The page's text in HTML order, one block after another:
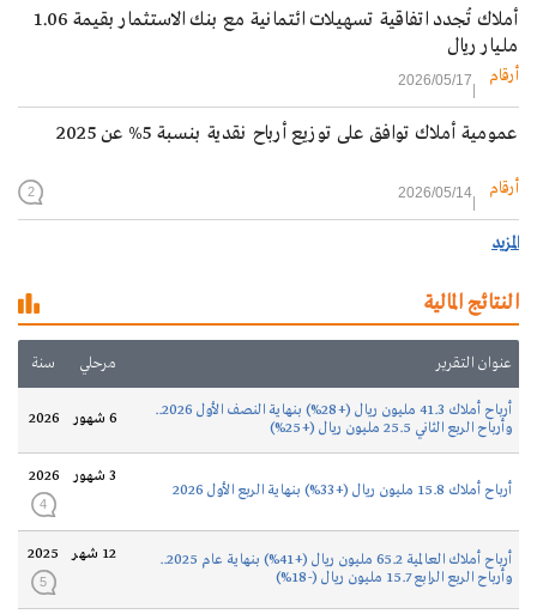
أملاك تُجدد اتفاقية تسهيلات ائتمانية مع بنك الاستثمار بقيمة 1.06
مليار ريال
أرقام 2026/05/17
عمومية أملاك توافق على توزيع أرباح نقدية بنسبة 5% عن 2025
أرقام 2026/05/14
2
المزيد
النتائج المالية
عنوان التقرير مرحلي سنة
أرباح أملاك 41.3 مليون ريال (+28%) بنهاية النصف الأول 2026..
وأرباح الربع الثاني 25.5 مليون ريال (+25%)
6 شهور 2026
أرباح أملاك 15.8 مليون ريال (+33%) بنهاية الربع الأول 2026
3 شهور 2026
4
أرباح أملاك العالمية 65.2 مليون ريال (+41%) بنهاية عام 2025..
وأرباح الربع الرابع 15.7 مليون ريال (-18%)
12 شهر 2025
5